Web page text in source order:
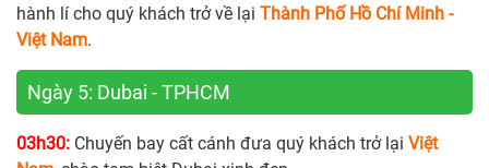
hành lí cho quý khách trở về lại Thành Phố Hồ Chí Minh -
Việt Nam.
Ngày 5: Dubai - TPHCM
03h30: Chuyến bay cất cánh đưa quý khách trở lại Việt